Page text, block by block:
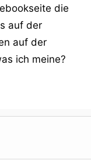
die
auf der
auf der
ich meine?